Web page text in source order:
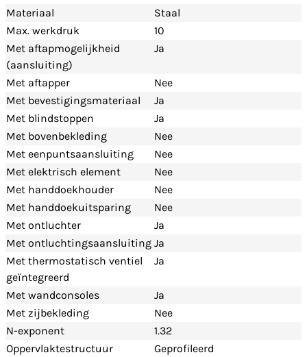
Materiaal
Staal
Max. werkdruk
10
Met aftapmogelijkheid
(aansluiting)
Ja
Met aftapper
Nee
Met bevestigingsmateriaal
Ja
Met blindstoppen
Ja
Met bovenbekleding
Nee
Met eenpuntsaansluiting
Nee
Met elektrisch element
Nee
Met handdoekhouder
Nee
Met handdoekuitsparing
Nee
Met ontluchter
Ja
Met ontluchtingsaansluiting Ja
Met thermostatisch ventiel
geïntegreerd
Ja
Met wandconsoles
Ja
Met zijbekleding
Nee
N-exponent
1.32
Oppervlaktestructuur
Geprofileerd